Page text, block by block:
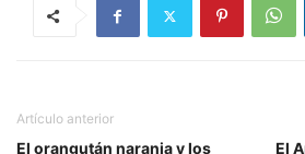
Artículo anterior
El orangután naranja y los El